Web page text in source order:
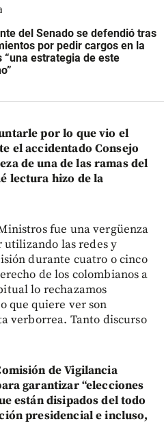
del Senado se defendió tras
por pedir cargos en la
“una estrategia de este
por lo que vio el
el accidentado Consejo
de una de las ramas del
lectura hizo de la
fue una vergüenza
utilizando las redes y
durante cuatro o cinco
de los colombianos a
lo rechazamos
que quiere ver son
verborrea. Tanto discurso
de Vigilancia
garantizar “elecciones
están disipados del todo
presidencial e incluso,